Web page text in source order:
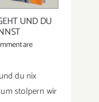
UND DU
du nix
stolpern wir